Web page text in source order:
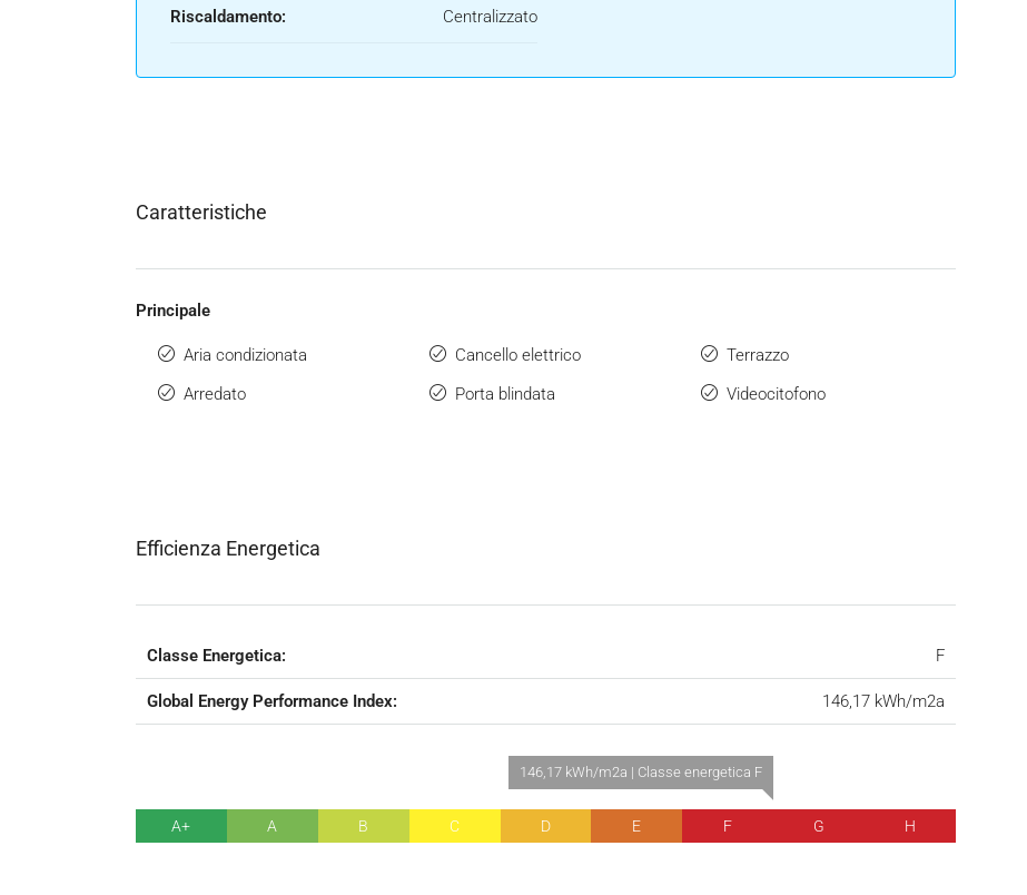
Riscaldamento: Centralizzato
Caratteristiche
Principale
Aria condizionata
Arredato
Cancello elettrico
Porta blindata
Terrazzo
Videocitofono
Efficienza Energetica
Classe Energetica: F
Global Energy Performance Index: 146,17 kWh/m2a
A+ A B C D E
146,17 kWh/m2a | Classe energetica F
F G H